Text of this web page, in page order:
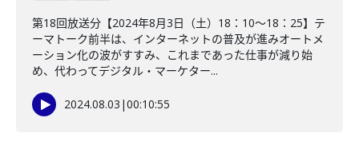
第18回放送分【2024年8月3日（土）18：10～18：25】テ
ーマトーク前半は、インターネットの普及が進みオートメ
ーション化の波がすすみ、これまであった仕事が減り始
め、代わってデジタル・マーケター...
2024.08.03 |00:10:55